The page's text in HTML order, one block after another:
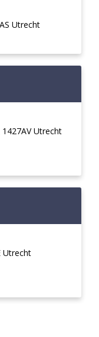
Utrecht
Utrecht
Utrecht